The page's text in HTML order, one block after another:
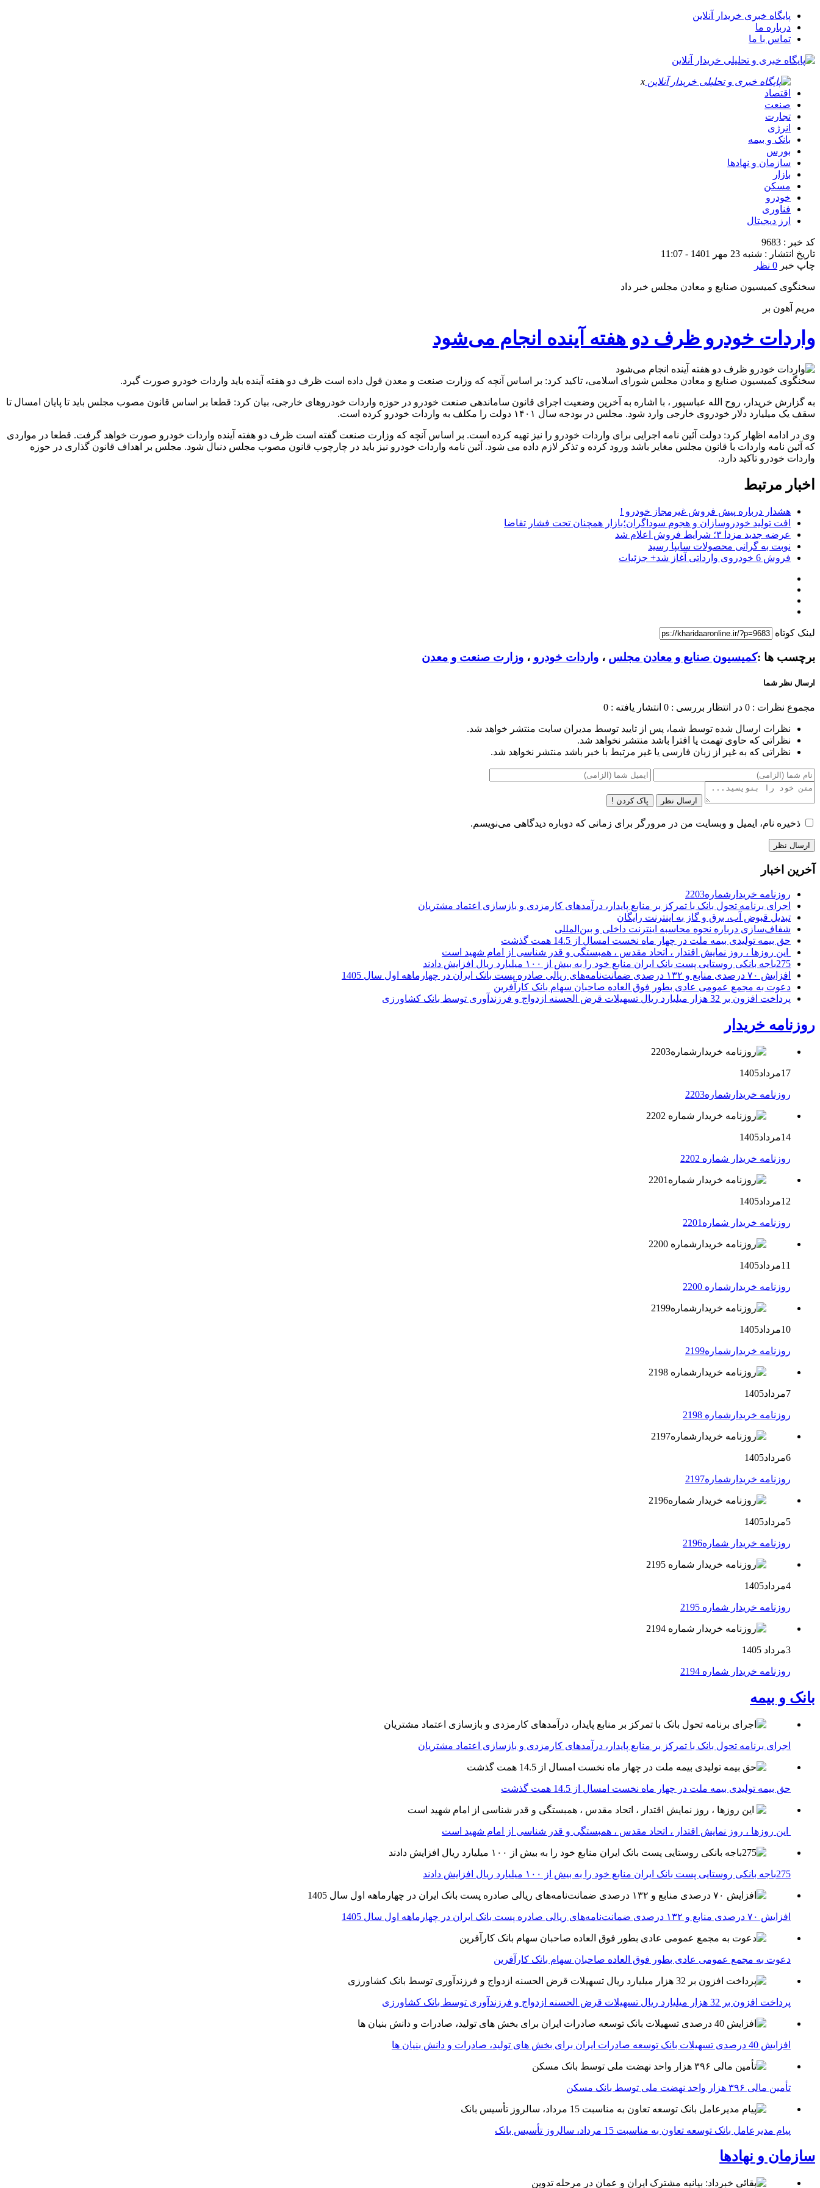
پایگاه خبری خریدار آنلاین
درباره ما
تماس با ما
x
اقتصاد
صنعت
تجارت
انرژی
بانک و بیمه
بورس
سازمان و نهادها
بازار
مسکن
خودرو
فناوری
ارز دیجیتال
کد خبر : 9683
تاریخ انتشار : شنبه 23 مهر 1401 - 11:07
چاپ خبر 0 نظر
سخنگوی کمیسیون صنایع و معادن مجلس خبر داد
مریم آهون بر
واردات خودرو ظرف دو هفته آینده انجام می‌شود
سخنگوی کمیسیون صنایع و معادن مجلس شورای اسلامی، تاکید کرد: بر اساس آنچه که وزارت صنعت و معدن قول داده است ظرف دو هفته آینده باید واردات خودرو صورت گیرد.
به گزارش خریدار، روح الله عباسپور ، با اشاره به آخرین وضعیت اجرای قانون ساماندهی صنعت خودرو در حوزه واردات خودروهای خارجی، بیان کرد: قطعا بر اساس قانون مصوب مجلس باید تا پایان امسال تا
سقف یک میلیارد دلار خودروی خارجی وارد شود. مجلس در بودجه سال ۱۴۰۱ دولت را مکلف به واردات خودرو کرده است.
وی در ادامه اظهار کرد: دولت آئین نامه اجرایی برای واردات خودرو را نیز تهیه کرده است. بر اساس آنچه که وزارت صنعت گفته است ظرف دو هفته آینده واردات خودرو صورت خواهد گرفت. قطعا در مواردی
که آئین نامه واردات با قانون مجلس مغایر باشد ورود کرده و تذکر لازم داده می شود. آئین نامه واردات خودرو نیز باید در چارچوب قانون مصوب مجلس دنبال شود. مجلس بر اهداف قانون گذاری در حوزه
واردات خودرو تاکید دارد.
اخبار مرتبط
هشدار درباره پیش فروش غیرمجاز خودرو !
افت تولید خودروسازان و هجوم سوداگران؛بازار همچنان تحت فشار تقاضا
عرضه جدید مزدا ۳؛ شرایط فروش اعلام شد
نوبت به گرانی محصولات سایپا رسید
فروش 6 خودروی وارداتی آغاز شد+ جزئیات
لینک کوتاه
برچسب ها :کمیسیون صنایع و معادن مجلس ، واردات خودرو ، وزارت صنعت و معدن
ارسال نظر شما
مجموع نظرات : 0 در انتظار بررسی : 0 انتشار یافته : 0
نظرات ارسال شده توسط شما، پس از تایید توسط مدیران سایت منتشر خواهد شد.
نظراتی که حاوی تهمت یا افترا باشد منتشر نخواهد شد.
نظراتی که به غیر از زبان فارسی یا غیر مرتبط با خبر باشد منتشر نخواهد شد.
ارسال نظر پاک کردن !
ذخیره نام، ایمیل و وبسایت من در مرورگر برای زمانی که دوباره دیدگاهی می‌نویسم.
آخرین اخبار
روزنامه خریدارشماره2203
اجرای برنامه تحول بانک با تمرکز بر منابع پایدار، درآمدهای کارمزدی و بازسازی اعتماد مشتریان
تبدیل قبوض آب، برق و گاز به اینترنت رایگان
شفاف‌سازی درباره نحوه محاسبه اینترنت داخلی و بین‌المللی
حق بیمه تولیدی بیمه ملت در چهار ماه نخست امسال از 14.5 همت گذشت
این روزها ، روز نمایش اقتدار ، اتحاد مقدس ، همبستگی و قدر شناسی از امام شهید است
275باجه بانکی روستایی پست بانک ایران منابع خود را به بیش از ۱۰۰ میلیارد ریال افزایش دادند
افزایش ۷۰ درصدی منابع و ۱۳۲ درصدی ضمانت‌نامه‌های ریالی صادره پست بانک ایران در چهارماهه اول سال 1405
دعوت به مجمع عمومی عادی بطور فوق العاده صاحبان سهام بانک کارآفرین
پرداخت افزون بر 32 هزار میلیارد ریال تسهیلات قرض الحسنه ازدواج و فرزندآوری توسط بانک کشاورزی
روزنامه خریدار
17مرداد1405
روزنامه خریدارشماره2203
14مرداد1405
روزنامه خریدار شماره 2202
12مرداد1405
روزنامه خریدار شماره2201
11مرداد1405
روزنامه خریدارشماره 2200
10مرداد1405
روزنامه خریدارشماره2199
7مرداد1405
روزنامه خریدارشماره 2198
6مرداد1405
روزنامه خریدارشماره2197
5مرداد1405
روزنامه خریدار شماره2196
4مرداد1405
روزنامه خریدار شماره 2195
3مرداد 1405
روزنامه خریدار شماره 2194
بانک و بیمه
اجرای برنامه تحول بانک با تمرکز بر منابع پایدار، درآمدهای کارمزدی و بازسازی اعتماد مشتریان
حق بیمه تولیدی بیمه ملت در چهار ماه نخست امسال از 14.5 همت گذشت
این روزها ، روز نمایش اقتدار ، اتحاد مقدس ، همبستگی و قدر شناسی از امام شهید است
275باجه بانکی روستایی پست بانک ایران منابع خود را به بیش از ۱۰۰ میلیارد ریال افزایش دادند
افزایش ۷۰ درصدی منابع و ۱۳۲ درصدی ضمانت‌نامه‌های ریالی صادره پست بانک ایران در چهارماهه اول سال 1405
دعوت به مجمع عمومی عادی بطور فوق العاده صاحبان سهام بانک کارآفرین
پرداخت افزون بر 32 هزار میلیارد ریال تسهیلات قرض الحسنه ازدواج و فرزندآوری توسط بانک کشاورزی
افزایش 40 درصدی تسهیلات بانک توسعه صادرات ایران برای بخش های تولید، صادرات و دانش بنیان ها
تأمین مالی ۳۹۶ هزار واحد نهضت ملی توسط بانک مسکن
پیام مدیرعامل بانک توسعه تعاون به مناسبت 15 مرداد، سالروز تأسیس بانک
سازمان و نهادها